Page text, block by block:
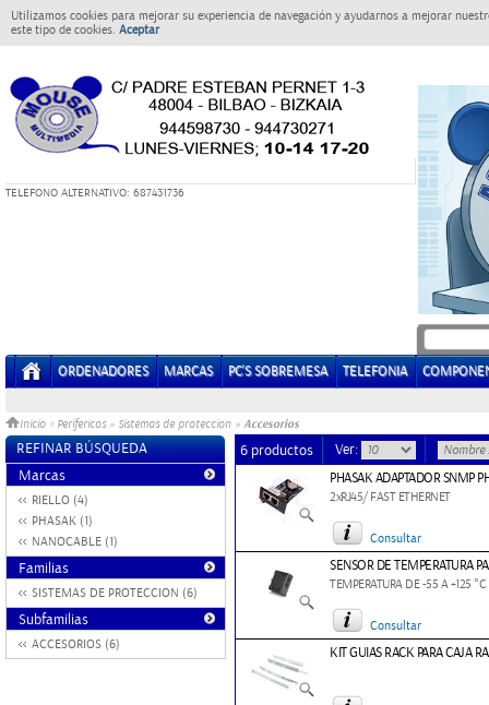
Utilizamos cookies para mejorar su experiencia de navegación y ayudarnos a mejorar
este tipo de cookies. Aceptar
TELEFONO ALTERNATIVO: 687431736
ORDENADORES MARCAS PC'S SOBREMESA TELEFONIA
Inicio > Perifericos » Sistemas de proteccion » Accesorios
REFINAR BÚSQUEDA
Marcas
RIELLO (4)
PHASAK (1)
NANOCABLE (1)
Familias
SISTEMAS DE PROTECCION (6)
Subfamilias
ACCESORIOS (6)
6 productos Ver:
PHASAK ADAPTADOR SNMP
2xRJ45/ FAST ETHERNET
Consultar
SENSOR DE TEMPERATURA
TEMPERATURA DE -55 A +125 °C
Consultar
KIT GUIAS RACK PARA CAJA